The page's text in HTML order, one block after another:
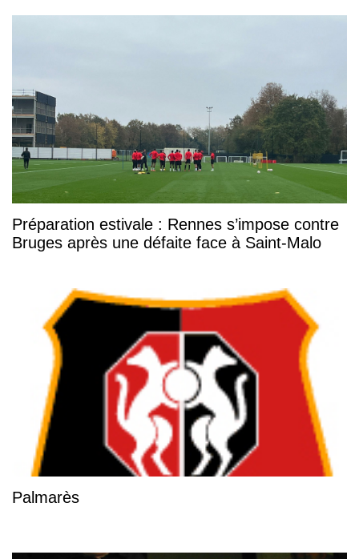
Préparation estivale : Rennes s’impose contre
Bruges après une défaite face à Saint-Malo
Palmarès